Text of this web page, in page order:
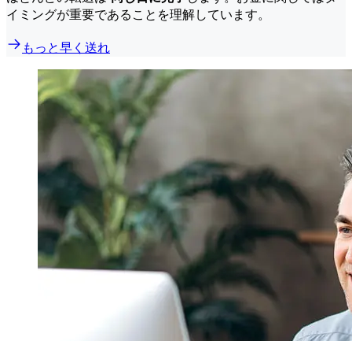
イミングが重要であることを理解しています。
もっと早く送れ